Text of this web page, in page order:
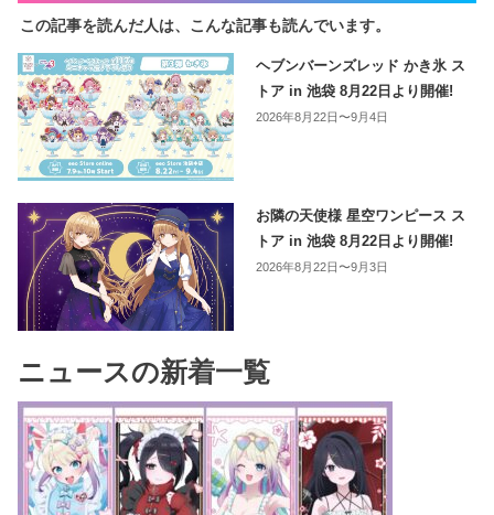
この記事を読んだ人は、こんな記事も読んでいます。
ヘブンバーンズレッド かき氷 ス
トア in 池袋 8月22日より開催!
2026年8月22日〜9月4日
お隣の天使様 星空ワンピース ス
トア in 池袋 8月22日より開催!
2026年8月22日〜9月3日
ニュースの新着一覧